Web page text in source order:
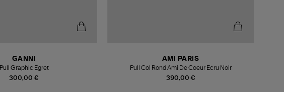
300,00 €
GANNI
Pull Graphic Egret
390,00 €
AMI PARIS
Pull Col Rond Ami De Coeur Ecru Noir